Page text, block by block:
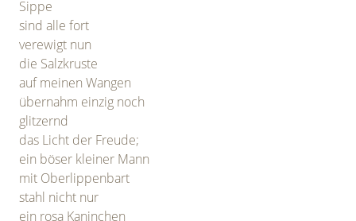
Sippe
sind alle fort
verewigt nun
die Salzkruste
auf meinen Wangen
übernahm einzig noch
glitzernd
das Licht der Freude;
ein böser kleiner Mann
mit Oberlippenbart
stahl nicht nur
ein rosa Kaninchen